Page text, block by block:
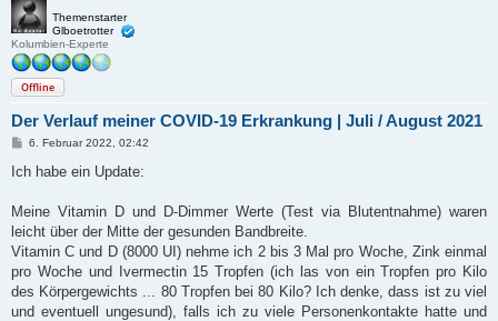
Themenstarter
Glboetrotter
Kolumbien-Experte
Offline
Der Verlauf meiner COVID-19 Erkrankung | Juli / August 2021
B
i
a
6. Februar 2022, 02:42
Ich habe ein Update:
Meine Vitamin D und D-Dimmer Werte (Test via Blutentnahme) waren
leicht über der Mitte der gesunden Bandbreite.
Vitamin C und D (8000 UI) nehme ich 2 bis 3 Mal pro Woche, Zink einmal
pro Woche und Ivermectin 15 Tropfen (ich las von ein Tropfen pro Kilo
des Körpergewichts ... 80 Tropfen bei 80 Kilo? Ich denke, dass ist zu viel
und eventuell ungesund), falls ich zu viele Personenkontakte hatte und